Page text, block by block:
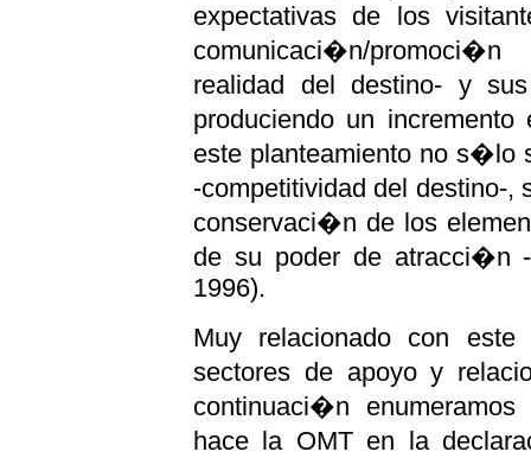
expectativas de los
comunicaci�n/
realidad del destino- y
produciendo un
este planteamiento no s�lo
-competitividad del destino-
conservaci�n de los
de su poder de atracci�n -
1996).
Muy relacionado con
sectores de apoyo y
continuaci�n
hace la OMT en la